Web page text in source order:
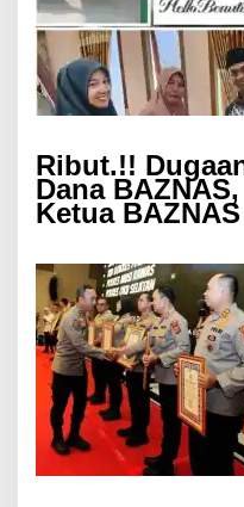
Ribut.!!
Dana
Ketua